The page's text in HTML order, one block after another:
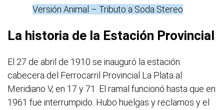
Versión Animal – Tributo a Soda Stereo
La historia de la Estación Provincial
El 27 de abril de 1910 se inauguró la estación
cabecera del Ferrocarril Provincial La Plata al
Meridiano V, en 17 y 71. El ramal funcionó hasta que en
1961 fue interrumpido. Hubo huelgas y reclamos y el